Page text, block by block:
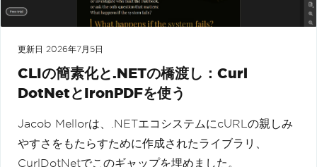
更新日 2026年7月5日
CLIの簡素化と.NETの橋渡し：Curl
DotNetとIronPDFを使う
Jacob Mellorは、.NETエコシステムにcURLの親しみ
やすさをもたらすために作成されたライブラリ、
CurlDotNetでこのギャップを埋めました。